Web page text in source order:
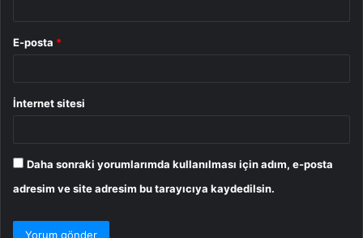
E-posta *
İnternet sitesi
Daha sonraki yorumlarımda kullanılması için adım, e-posta
adresim ve site adresim bu tarayıcıya kaydedilsin.